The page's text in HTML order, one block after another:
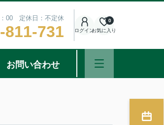
00 定休日：不定休
811-731 ログインお気に入り
0
お問い合わせ